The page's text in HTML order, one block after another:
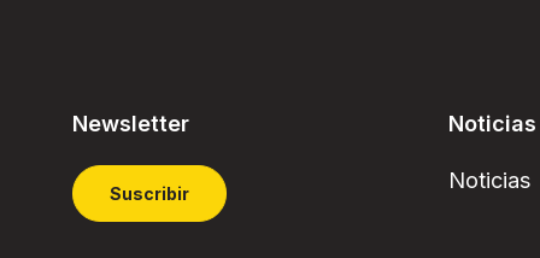
Newsletter
Suscribir
Noticias
Noticias